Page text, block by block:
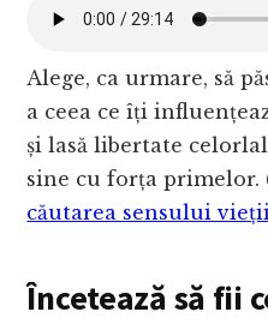
Alege, ca urmare, să
a ceea ce îți
și lasă libertate
sine cu forța primelor.
căutarea sensului
Încetează să fii